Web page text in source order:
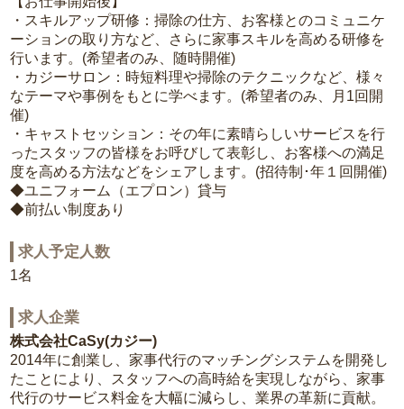
・スキルアップ研修：掃除の仕方、お客様とのコミュニケ
ーションの取り方など、さらに家事スキルを高める研修を
行います。(希望者のみ、随時開催)
・カジーサロン：時短料理や掃除のテクニックなど、様々
なテーマや事例をもとに学べます。(希望者のみ、月1回開
催)
・キャストセッション：その年に素晴らしいサービスを行
ったスタッフの皆様をお呼びして表彰し、お客様への満足
度を高める方法などをシェアします。(招待制･年１回開催)
◆ユニフォーム（エプロン）貸与
◆前払い制度あり
求人予定人数
1名
求人企業
株式会社CaSy(カジー)
2014年に創業し、家事代行のマッチングシステムを開発し
たことにより、スタッフへの高時給を実現しながら、家事
代行のサービス料金を大幅に減らし、業界の革新に貢献。